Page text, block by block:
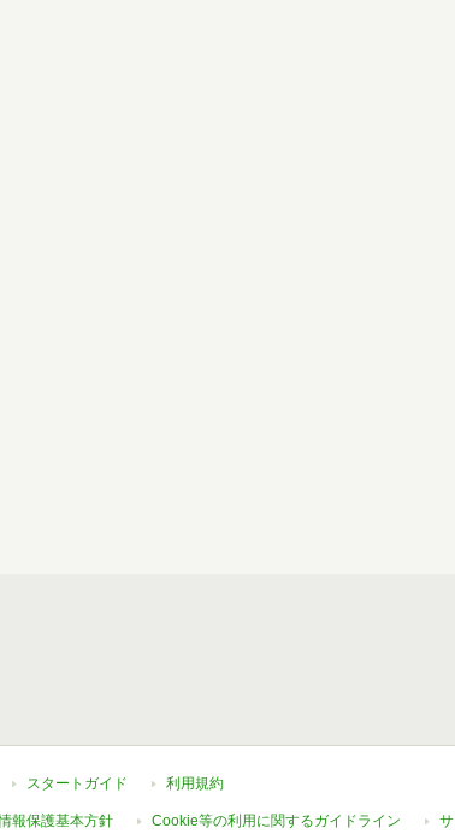
スタートガイド 利用規約
報保護基本方針 Cookie等の利用に関するガイドライン